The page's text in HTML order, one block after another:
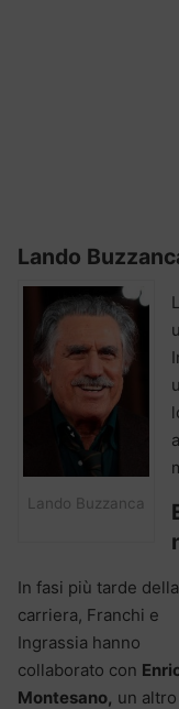
Lando
Lando Buzzanca
In fasi più tarde
carriera, Franchi e
Ingrassia hanno
collaborato con
Montesano, un